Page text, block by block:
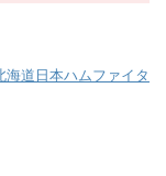
海道日本ハムファイタ